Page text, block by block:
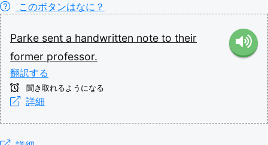
このボタンはなに？
Parke sent a handwritten note to their
former professor.
翻訳する
聞き取れるようになる
詳細